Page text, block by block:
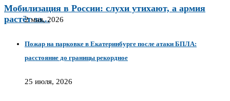
Мобилизация в России: слухи утихают, а армия
растёт за...
2 мая, 2026
Пожар на парковке в Екатеринбурге после атаки БПЛА:
расстояние до границы рекордное
25 июля, 2026